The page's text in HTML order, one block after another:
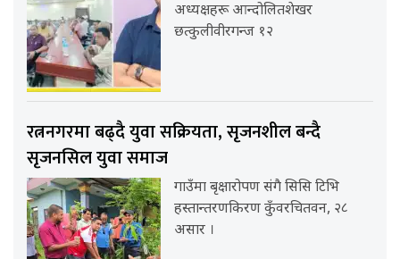
अध्यक्षहरू आन्दोलितशेखर
छत्कुलीवीरगन्ज १२
रत्ननगरमा बढ्दै युवा सक्रियता, सृजनशील बन्दै
सृजनसिल युवा समाज
गाउँमा बृक्षारोपण संगै सिसि टिभि
हस्तान्तरणकिरण कुँवरचितवन, २८
असार ।